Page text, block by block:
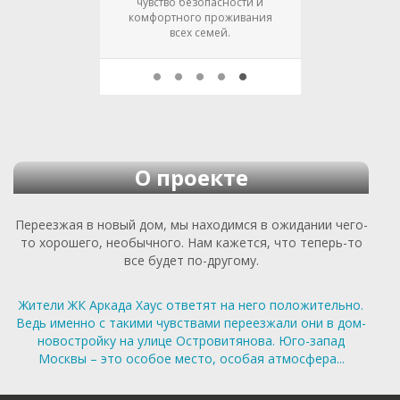
комфортного проживания
всех семей.
комфортного проживания
всех семей.
комфортного проживания
всех семей.
комфортного проживания
всех семей.
комфортного проживания
всех семей.
О проекте
Переезжая в новый дом, мы находимся в ожидании чего-
то хорошего, необычного. Нам кажется, что теперь-то
все будет по-другому.
Жители ЖК Аркада Хаус ответят на него положительно.
Ведь именно с такими чувствами переезжали они в дом-
новостройку на улице Островитянова. Юго-запад
Москвы – это особое место, особая атмосфера...